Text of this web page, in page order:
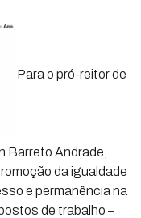
Para o pró-reitor de
Barreto Andrade,
da igualdade
e permanência na
de trabalho –